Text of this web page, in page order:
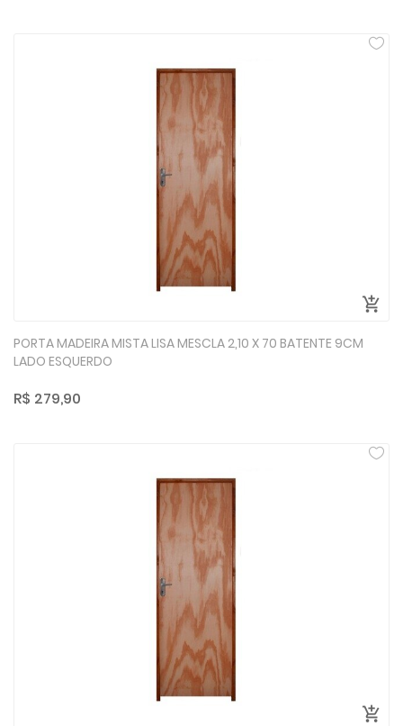
PORTA MADEIRA MISTA LISA MESCLA 2,10 X 70 BATENTE 9CM
LADO ESQUERDO
R$ 279,90